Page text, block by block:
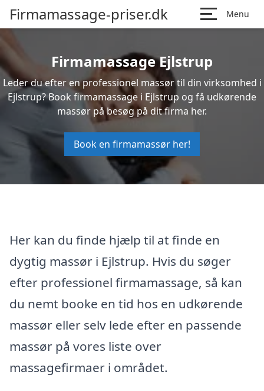
Firmamassage-priser.dk Menu
Firmamassage Ejlstrup
Leder du efter en professionel massør til din virksomhed i
Ejlstrup? Book firmamassage i Ejlstrup og få udkørende
massør på besøg på dit firma her.
Book en firmamassør her!
Her kan du finde hjælp til at finde en
dygtig massør i Ejlstrup. Hvis du søger
efter professionel firmamassage, så kan
du nemt booke en tid hos en udkørende
massør eller selv lede efter en passende
massør på vores liste over
massagefirmaer i området.